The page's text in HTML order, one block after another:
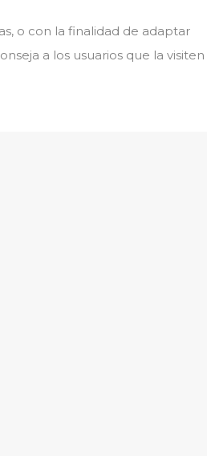
o con la finalidad de adaptar
a los usuarios que la visiten